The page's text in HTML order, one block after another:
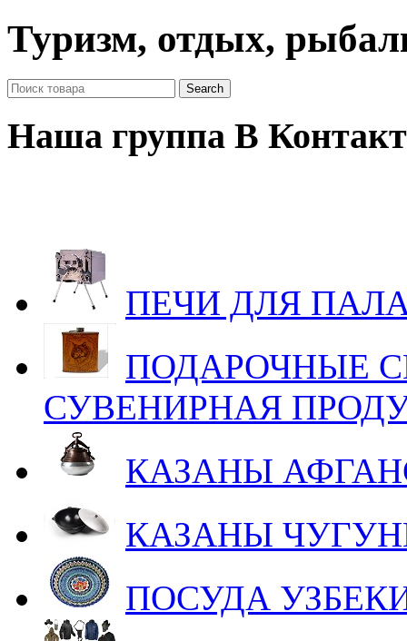
Туризм, отдых,
Наша группа В
ПЕЧИ ДЛЯ
ПОДАРОЧНЫЕ
СУВЕНИРНАЯ
КАЗАНЫ
КАЗАНЫ
ПОСУДА